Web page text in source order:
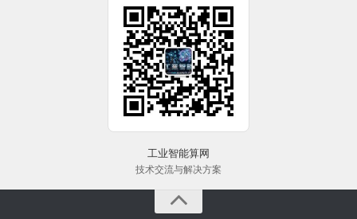
工业智能算网
技术交流与解决方案